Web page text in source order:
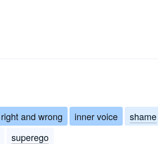
right and wrong inner voice shame
superego